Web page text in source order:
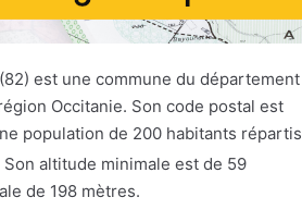
est une commune du département
Occitanie. Son code postal est
population de 200 habitants répartis
Son altitude minimale est de 59
de 198 mètres.